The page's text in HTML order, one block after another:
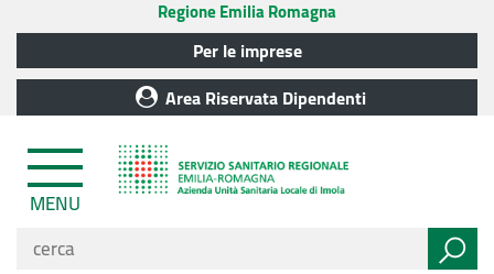
Regione Emilia Romagna
Per le imprese
Area Riservata Dipendenti
MENU